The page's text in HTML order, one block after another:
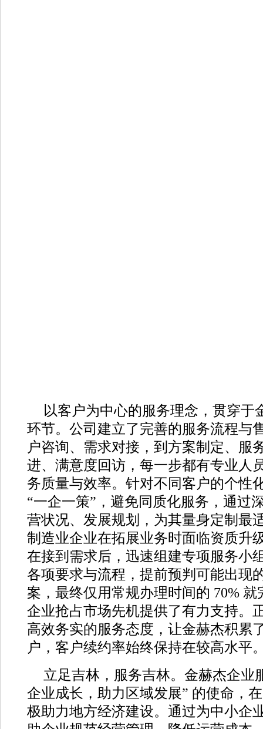
以客户为中心的服务理念，贯穿于
环节。公司建立了完善的服务流程与
户咨询、需求对接，到方案制定、服
进、满意度回访，每一步都有专业人
务质量与效率。针对不同客户的个性
“一企一策”，避免同质化服务，通过
营状况、发展规划，为其量身定制最
制造业企业在拓展业务时面临资质升
在接到需求后，迅速组建专项服务小
各项要求与流程，提前预判可能出现
案，最终仅用常规办理时间的 70%
企业抢占市场先机提供了有力支持。
高效务实的服务态度，让金赫杰积累
户，客户续约率始终保持在较高水平
立足吉林，服务吉林。金赫杰企业
企业成长，助力区域发展” 的使命，
极助力地方经济建设。通过为中小企